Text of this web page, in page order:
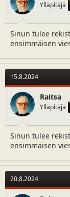
Ylläpitäjä
Sinun tulee
ensimmäisen
15.8.2024
Raitsa
Ylläpitäjä
Sinun tulee
ensimmäisen
20.8.2024